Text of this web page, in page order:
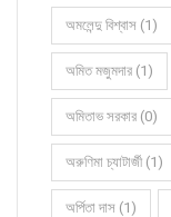
অমলেন্দু বিশ্বাস (1)
অমিত মজুমদার (1)
অমিতাভ সরকার (0)
অরুণিমা চ্যাটার্জী (1)
অর্পিতা দাস (1)